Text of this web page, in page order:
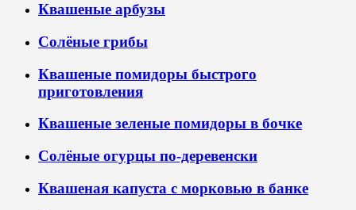
Квашеные арбузы
Солёные грибы
Квашеные помидоры быстрого
приготовления
Квашеные зеленые помидоры в бочке
Солёные огурцы по-деревенски
Квашеная капуста с морковью в банке